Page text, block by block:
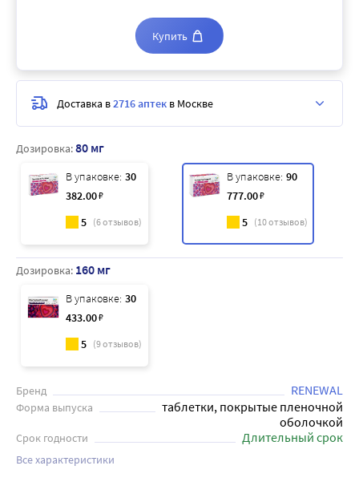
Дозировка:80 мг
В упаковке: 30
382.00₽
5 (6отзывов)
В упаковке: 90
777.00₽
5 (10отзывов)
Дозировка: 160 мг
В упаковке: 30
433.00₽
5 (9отзывов)
Бренд RENEWAL
Форма выпуска
таблетки, покрытые пленочной
оболочкой
Срок годности Длительный срок
Все характеристики
Купить
Доставка в2716 аптек в Москве